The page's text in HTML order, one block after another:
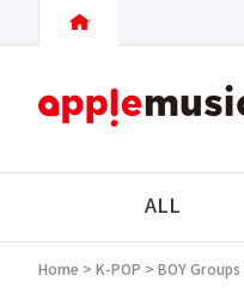
ALL
Home > K-POP > BOY Groups